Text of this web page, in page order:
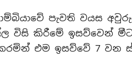
පැවති වයස
විසි කිරීමේ ඉසව්වෙන්
කරමින් එම ඉසව්වේ 7